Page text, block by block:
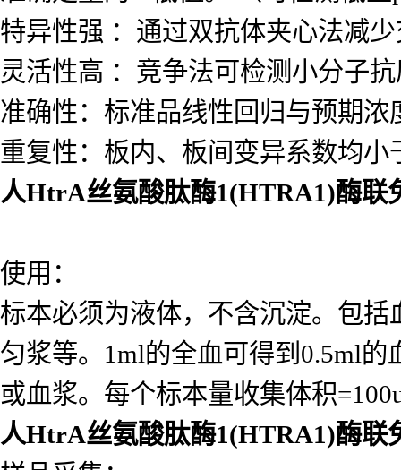
特异性强 ：通过双抗体夹心法减
灵活性高 ：竞争法可检测小分子
准确性：标准品线性回归与预期浓
重复性：板内、板间变异系数均小
人HtrA丝氨酸肽酶1(HTRA1)酶联
使用：
标本必须为液体，不含沉淀。包
匀浆等。1ml的全血可得到0.5ml的
或血浆。每个标本量收集体积
人HtrA丝氨酸肽酶1(HTRA1)酶联